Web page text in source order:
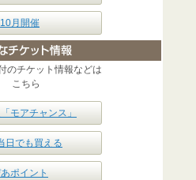
10月開催
のチケット情報などは
こちら
モアチャンス」
日でも買える
ポイント